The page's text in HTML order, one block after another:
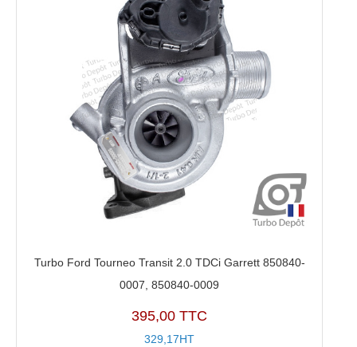
Turbo Ford Tourneo Transit 2.0 TDCi Garrett 850840-
0007, 850840-0009
395,00 TTC
329,17HT